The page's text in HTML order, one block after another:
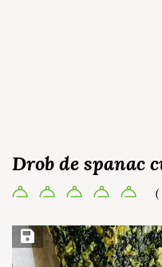
Drob de spanac
(
Save Recipe